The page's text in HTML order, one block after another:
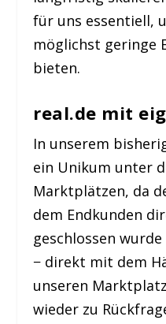
für uns essentiell,
möglichst geringe
bieten.
real.de mit
In unserem
ein Unikum unter
Marktplätzen, da
dem Endkunden
geschlossen
− direkt mit dem
unseren
wieder zu